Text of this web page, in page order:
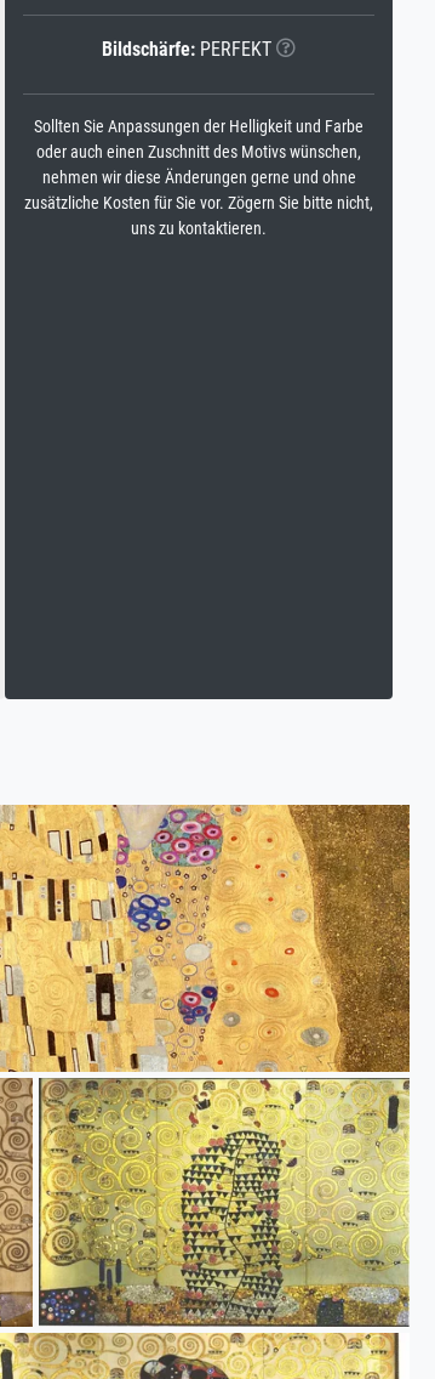
Bildschärfe: PERFEKT
Sollten Sie Anpassungen der Helligkeit und Farbe
oder auch einen Zuschnitt des Motivs wünschen,
nehmen wir diese Änderungen gerne und ohne
zusätzliche Kosten für Sie vor. Zögern Sie bitte nicht,
uns zu kontaktieren.